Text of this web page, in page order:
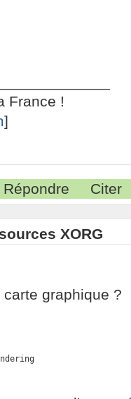
France !
]
Répondre Citer
XORG
graphique ?